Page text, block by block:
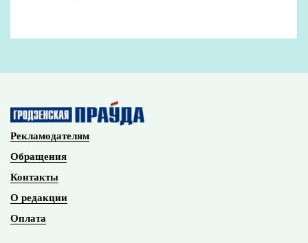
существующих на территории республики,
охраняемый государством объект, им может
очерчивал острые вопросы, в том числе из
разряда «нашумевших». Так, были даны
комментарии по поводу мора рыбы,
случившегося зимой в Филоновцах и летом
на торфяниках в Мольгах.
Популярные